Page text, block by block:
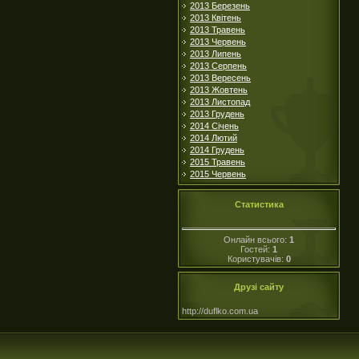
2013 Березень
2013 Квітень
2013 Травень
2013 Червень
2013 Липень
2013 Серпень
2013 Вересень
2013 Жовтень
2013 Листопад
2013 Грудень
2014 Січень
2014 Лютий
2014 Грудень
2015 Травень
2015 Червень
Статистика
Онлайн всього: 1
Гостей: 1
Користувачів: 0
Друзі сайту
http://duflko.com.ua